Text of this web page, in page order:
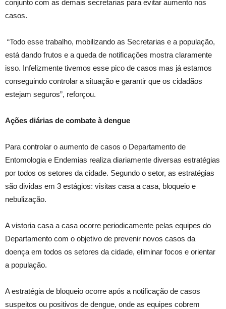
conjunto com as demais secretarias para evitar aumento nos
casos.
“Todo esse trabalho, mobilizando as Secretarias e a população,
está dando frutos e a queda de notificações mostra claramente
isso. Infelizmente tivemos esse pico de casos mas já estamos
conseguindo controlar a situação e garantir que os cidadãos
estejam seguros”, reforçou.
Ações diárias de combate à dengue
Para controlar o aumento de casos o Departamento de
Entomologia e Endemias realiza diariamente diversas estratégias
por todos os setores da cidade. Segundo o setor, as estratégias
são dividas em 3 estágios: visitas casa a casa, bloqueio e
nebulização.
A vistoria casa a casa ocorre periodicamente pelas equipes do
Departamento com o objetivo de prevenir novos casos da
doença em todos os setores da cidade, eliminar focos e orientar
a população.
A estratégia de bloqueio ocorre após a notificação de casos
suspeitos ou positivos de dengue, onde as equipes cobrem